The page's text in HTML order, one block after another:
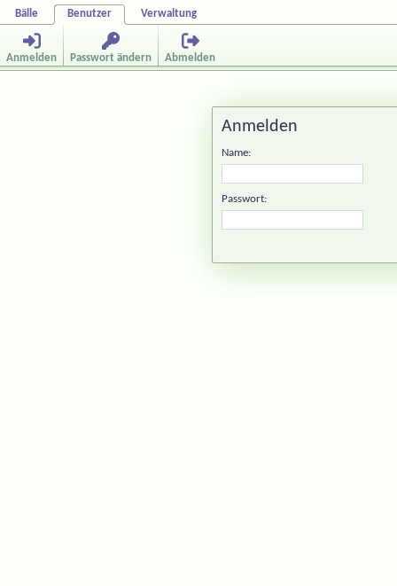
Bälle Benutzer Verwaltung
Anmelden Passwort ändern Abmelden
Anmelden
Name:
Passwort: